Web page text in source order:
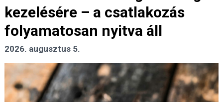
kezelésére – a csatlakozás
folyamatosan nyitva áll
2026. augusztus 5.